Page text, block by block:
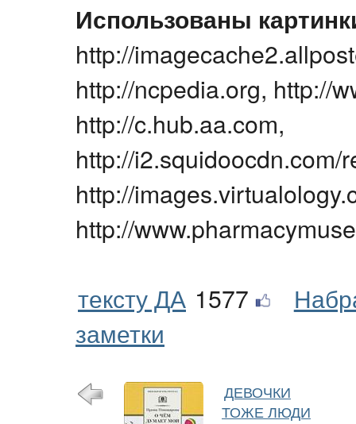
Использованы
http://
http://ncpedia.org, http://
http://c.hub.aa.com,
http://i2.squidoocdn.com/
http://
http://
тексту ДА 1577
заметки
ДЕВОЧКИ
ТОЖЕ ЛЮДИ